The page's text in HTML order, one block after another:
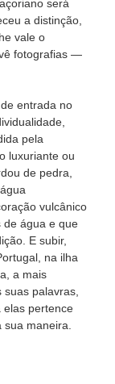
será
a distinção,
vale o
fotografias —
entrada no
pela
luxuriante ou
de pedra,
vulcânico
de água e que
E subir,
na ilha
a mais
palavras,
elas pertence
maneira.